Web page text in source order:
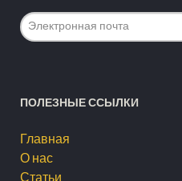
ПОЛЕЗНЫЕ ССЫЛКИ
Главная
О нас
Статьи